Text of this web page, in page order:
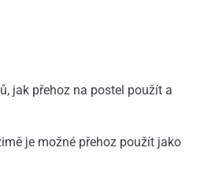
jak přehoz na postel použít a
je možné přehoz použít jako